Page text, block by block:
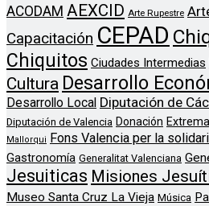
ACODAM AEXCID Arte Rupestre
Capacitación CEPAD
Chiquitos Ciudades Intermedias
Cultura Desarrollo
Desarrollo Local Diputación de
Diputación de Valencia Donación
Mallorqui
Fons Valencia per la
Gastronomía Generalitat Valenciana
Jesuiticas Misiones
Museo Santa Cruz La Vieja Música